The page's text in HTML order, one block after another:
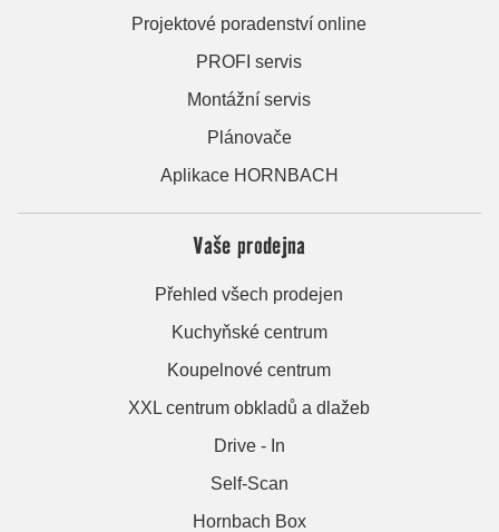
Projektové poradenství online
PROFI servis
Montážní servis
Plánovače
Aplikace HORNBACH
Vaše prodejna
Přehled všech prodejen
Kuchyňské centrum
Koupelnové centrum
XXL centrum obkladů a dlažeb
Drive - In
Self-Scan
Hornbach Box